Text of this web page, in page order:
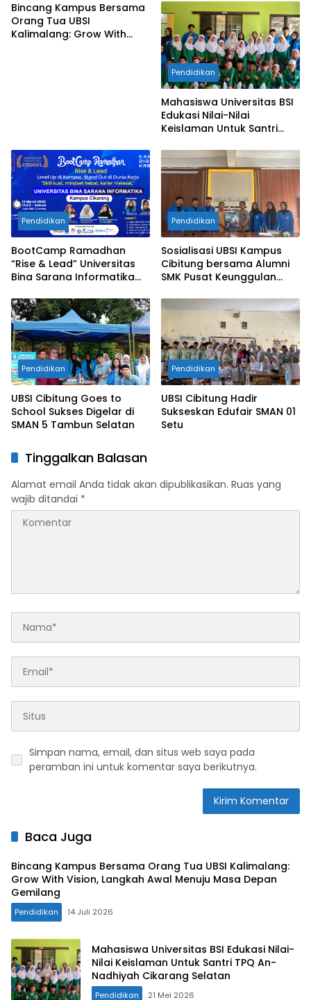
Bincang Kampus Bersama
Orang Tua UBSI
Kalimalang: Grow With
Pendidikan
Mahasiswa Universitas BSI
Edukasi Nilai-Nilai
Keislaman Untuk Santri
Selatan
Pendidikan
BootCamp Ramadhan
“Rise & Lead” Universitas
Bina Sarana Informatika
Pendidikan
Sosialisasi UBSI Kampus
Cibitung bersama Alumni
SMK Pusat Keunggulan
Pendidikan
UBSI Cibitung Goes to
School Sukses Digelar di
SMAN 5 Tambun Selatan
Pendidikan
UBSI Cibitung Hadir
Sukseskan Edufair SMAN 01
Setu
Tinggalkan Balasan
Alamat email Anda tidak akan dipublikasikan. Ruas yang
wajib ditandai *
Simpan nama, email, dan situs web saya pada
peramban ini untuk komentar saya berikutnya.
Baca Juga
Bincang Kampus Bersama Orang Tua UBSI Kalimalang:
Grow With Vision, Langkah Awal Menuju Masa Depan
Gemilang
Pendidikan 14 Juli 2026
Mahasiswa Universitas BSI Edukasi Nilai-
Nilai Keislaman Untuk Santri TPQ An-
Nadhiyah Cikarang Selatan
Pendidikan 21 Mei 2026